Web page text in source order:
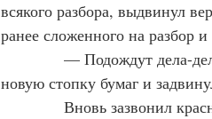
всякого разбора, выдвинул
ранее сложенного на разбор
— Подождут дела-
новую стопку бумаг и
Вновь зазвонил